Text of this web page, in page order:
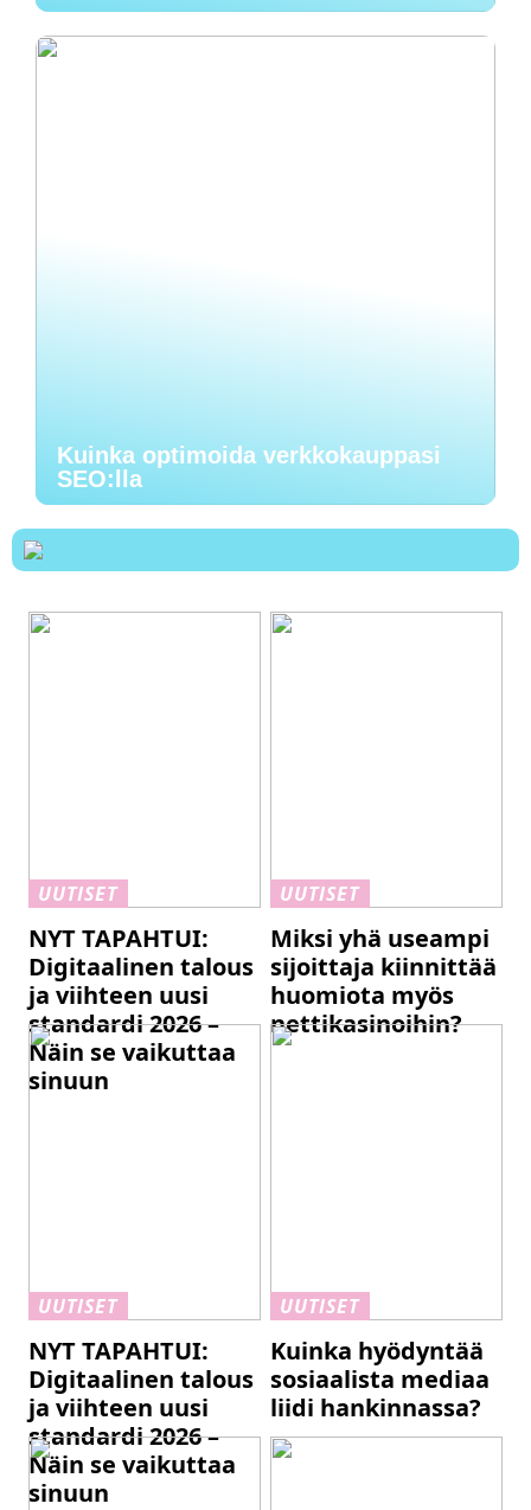
Kuinka optimoida verkkokauppasi
SEO:lla
UUTISET
NYT TAPAHTUI:
Digitaalinen talous
ja viihteen uusi
standardi 2026 –
Näin se vaikuttaa
sinuun
UUTISET
Miksi yhä useampi
sijoittaja kiinnittää
huomiota myös
nettikasinoihin?
UUTISET
NYT TAPAHTUI:
Digitaalinen talous
ja viihteen uusi
standardi 2026 –
Näin se vaikuttaa
sinuun
UUTISET
Kuinka hyödyntää
sosiaalista mediaa
liidi hankinnassa?